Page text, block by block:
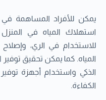
يمكن للأفراد المساهمة
استهلاك المياه في
للاستخدام في الري،
المياه. كما يمكن تحقيق
الذكي واستخدام أجهزة
الكفاءة.